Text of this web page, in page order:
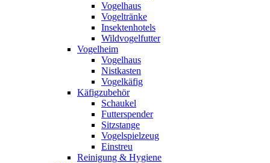
Vogelhaus
Vogeltränke
Insektenhotels
Wildvogelfutter
Vogelheim
Vogelhaus
Nistkasten
Vogelkäfig
Käfigzubehör
Schaukel
Futterspender
Sitzstange
Vogelspielzeug
Einstreu
Reinigung & Hygiene